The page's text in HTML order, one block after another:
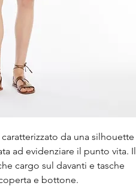
da una silhouette
ad evidenziare il punto vita. Il
cargo sul davanti e tasche
e bottone.